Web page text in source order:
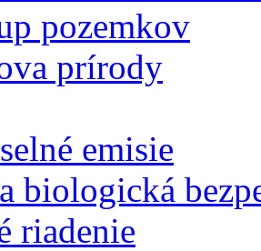
pozemkov
prírody
emisie
biologická
riadenie